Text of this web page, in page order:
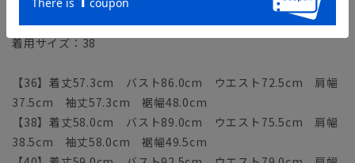
モデル：166cm B79cm W58cm H86cm
着用サイズ：38
【36】着丈57.3cm バスト86.0cm ウエスト72.5cm 肩幅
37.5cm 袖丈57.3cm 裾幅48.0cm
【38】着丈58.0cm バスト89.0cm ウエスト75.5cm 肩幅
38.5cm 袖丈58.0cm 裾幅49.5cm